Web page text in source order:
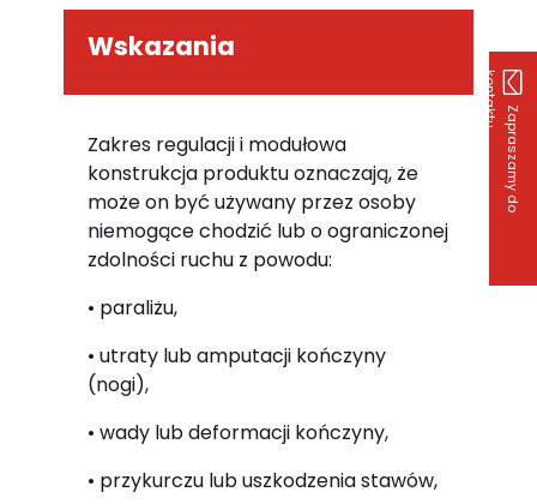
Z
a
p
r
a
s
z
a
m
y
d
o
k
o
n
t
a
k
t
u
Wskazania
Zakres regulacji i modułowa
konstrukcja produktu oznaczają, że
może on być używany przez osoby
niemogące chodzić lub o ograniczonej
zdolności ruchu z powodu:
• paraliżu,
• utraty lub amputacji kończyny
(nogi),
• wady lub deformacji kończyny,
• przykurczu lub uszkodzenia stawów,